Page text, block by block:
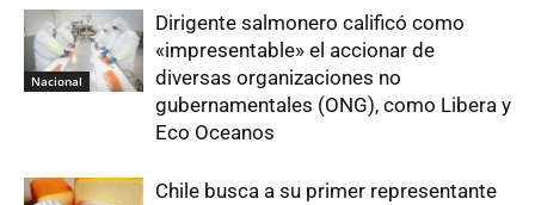
Nacional
Dirigente salmonero calificó como
«impresentable» el accionar de
diversas organizaciones no
gubernamentales (ONG), como Libera y
Eco Oceanos
Chile busca a su primer representante